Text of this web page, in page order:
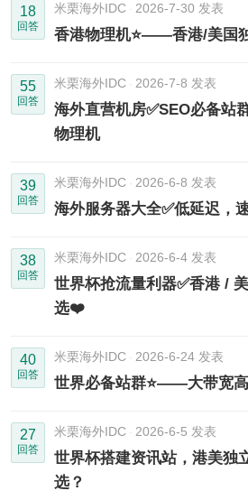
18
回答
米栗海外IDC 2026-7-30 发表
香港物理机⭐️——香港/美国
55
回答
米栗海外IDC 2026-7-8 发表
海外直营机房✅SEO必备站
物理机
39
回答
米栗海外IDC 2026-6-8 发表
海外服务器大全✅低延迟，
38
回答
米栗海外IDC 2026-6-4 发表
世界杯抢流量利器✅香港 /
选❤️
40
回答
米栗海外IDC 2026-6-24 发表
世界必备站群⭐️——大带宽高
27
回答
米栗海外IDC 2026-6-5 发表
世界杯搭建资讯站，港美独
选？